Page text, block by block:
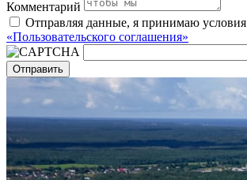
Комментарий
Отправляя данные, я принимаю условия
«Пользовательского соглашения»
Отправить